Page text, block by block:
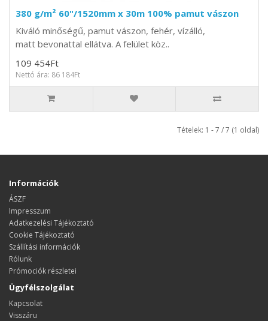
380 g/m² 60"/1520mm x 30m 100% pamut vászon
Kiváló minőségű, pamut vászon, fehér, vízálló,
matt bevonattal ellátva. A felület köz..
109 454Ft
Nettó ára: 86 184Ft
Tételek: 1 - 7 / 7 (1 oldal)
Információk
ÁSZF
Impresszum
Adatkezelési Tájékoztató
Cookie Tájékoztató
Szállítási információk
Rólunk
Prómociók részletei
Ügyfélszolgálat
Kapcsolat
Visszáru